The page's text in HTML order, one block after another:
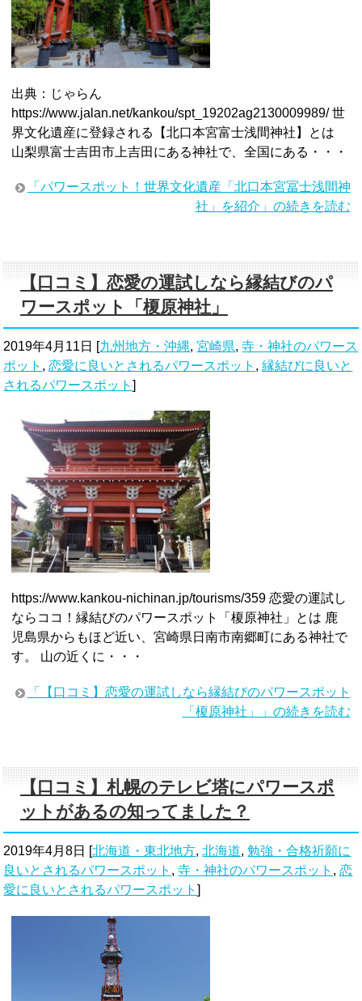
出典：じゃらん
https://www.jalan.net/kankou/spt_19202ag2130009989/ 世
界文化遺産に登録される【北口本宮富士浅間神社】とは
山梨県富士吉田市上吉田にある神社で、全国にある・・・
「パワースポット！世界文化遺産「北口本宮冨士浅間神
社」を紹介」の続きを読む
【口コミ】恋愛の運試しなら縁結びのパ
ワースポット「榎原神社」
2019年4月11日 [九州地方・沖縄,宮崎県,寺・神社のパワース
ポット ,恋愛に良いとされるパワースポット ,縁結びに良いと
されるパワースポット]
https://www.kankou-nichinan.jp/tourisms/359 恋愛の運試し
ならココ！縁結びのパワースポット「榎原神社」とは 鹿
児島県からもほど近い、宮崎県日南市南郷町にある神社で
す。 山の近くに・・・
「【口コミ】恋愛の運試しなら縁結びのパワースポット
「榎原神社」」の続きを読む
【口コミ】札幌のテレビ塔にパワースポ
ットがあるの知ってました？
2019年4月8日 [北海道・東北地方,北海道,勉強・合格祈願に
良いとされるパワースポット ,寺・神社のパワースポット ,恋
愛に良いとされるパワースポット